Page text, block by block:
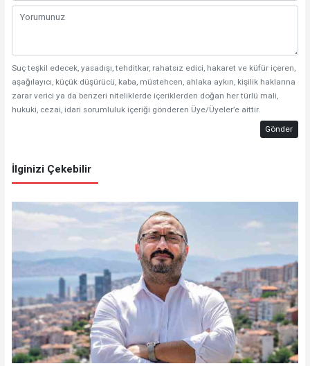
Suç teşkil edecek, yasadışı, tehditkar, rahatsız edici, hakaret ve küfür içeren,
aşağılayıcı, küçük düşürücü, kaba, müstehcen, ahlaka aykırı, kişilik haklarına
zarar verici ya da benzeri niteliklerde içeriklerden doğan her türlü mali,
hukuki, cezai, idari sorumluluk içeriği gönderen Üye/Üyeler’e aittir.
Gönder
İlginizi Çekebilir